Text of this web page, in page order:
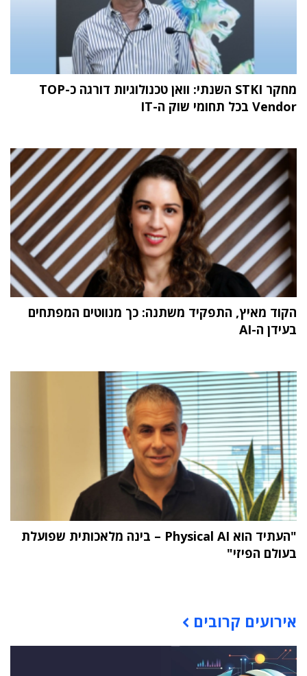
מחקר STKI השנתי: וואן טכנולוגיות דורגה כ-TOP
Vendor בכל תחומי שוק ה-IT
הקוד מאיץ, התפקיד משתנה: כך מנווטים המפתחים
בעידן ה-AI
"העתיד הוא Physical AI – בינה מלאכותית שפועלת
בעולם הפיזי"
אירועים קרובים